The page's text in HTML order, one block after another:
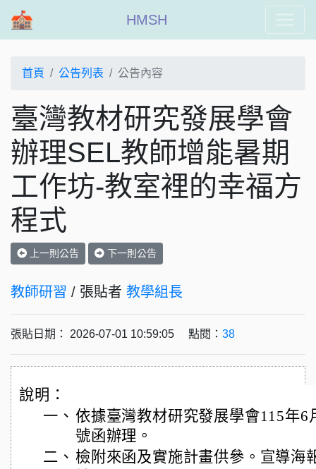
HMSH
首頁 公告列表 公告內容
臺灣教材研究發展學會
辦理SEL教師增能暑期
工作坊-教室裡的幸福方
程式
上一則公告 下一則公告
教師研習 / 張貼者 教學組長
張貼日期： 2026-07-01 10:59:05 點閱： 38
說明：
一、 依據臺灣教材研究發展學會115年6
號函辦理。
二、 檢附來函及實施計畫供參。宣導海